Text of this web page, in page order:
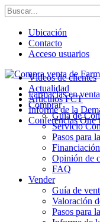
Ubicación
Contacto
Acceso usuarios
Farmacias en venta
Comprar
Guía de
Servicio
Pasos para
Financiación
Opinión de
FAQ
Vender
Guía de
Valoración
Pasos para
Vídeos de clientes
Actualidad
Artículos FCT
Informe de la
Conferencias One